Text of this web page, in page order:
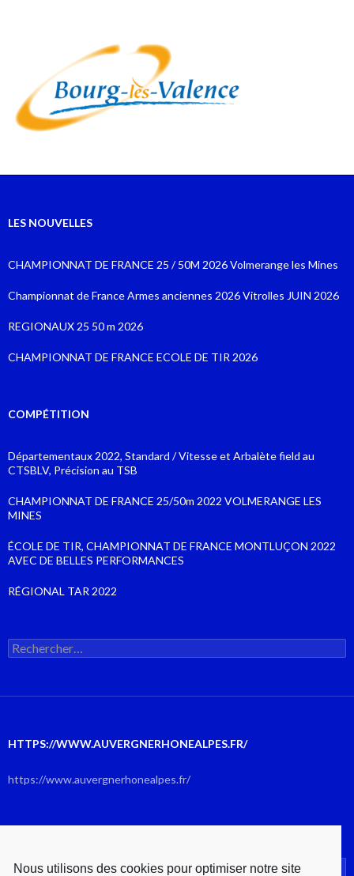
LES NOUVELLES
CHAMPIONNAT DE FRANCE 25 / 50M 2026 Volmerange les Mines
Championnat de France Armes anciennes 2026 Vitrolles JUIN 2026
REGIONAUX 25 50 m 2026
CHAMPIONNAT DE FRANCE ECOLE DE TIR 2026
COMPÉTITION
Départementaux 2022, Standard / Vitesse et Arbalète field au
CTSBLV, Précision au TSB
CHAMPIONNAT DE FRANCE 25/50m 2022 VOLMERANGE LES
MINES
ÉCOLE DE TIR, CHAMPIONNAT DE FRANCE MONTLUÇON 2022
AVEC DE BELLES PERFORMANCES
RÉGIONAL TAR 2022
Rechercher :
HTTPS://WWW.AUVERGNERHONEALPES.FR/
https://www.auvergnerhonealpes.fr/
L M M J V S
Nous utilisons des cookies pour optimiser notre site